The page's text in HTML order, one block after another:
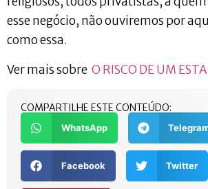
esse negócio, não ouviremos por
como essa.
Ver mais sobre O RISCO DE UM
COMPARTILHE ESTE CONTEÚDO:
WhatsApp
Facebook Twitter